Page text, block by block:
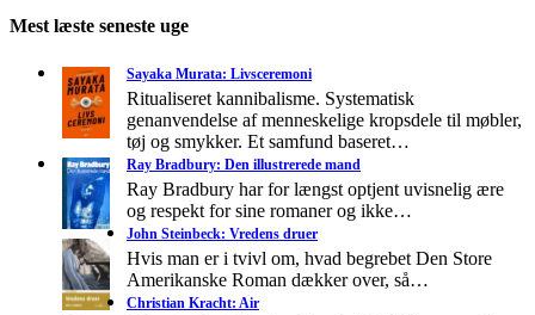
Mest læste seneste uge
Sayaka Murata: Livsceremoni
Ritualiseret kannibalisme. Systematisk
genanvendelse af menneskelige kropsdele til møbler,
tøj og smykker. Et samfund baseret…
Ray Bradbury: Den illustrerede mand
Ray Bradbury har for længst optjent uvisnelig ære
og respekt for sine romaner og ikke…
John Steinbeck: Vredens druer
Hvis man er i tvivl om, hvad begrebet Den Store
Amerikanske Roman dækker over, så…
Christian Kracht: Air